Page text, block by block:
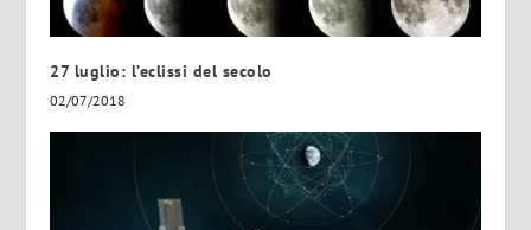
27 luglio: l’eclissi del secolo
02/07/2018